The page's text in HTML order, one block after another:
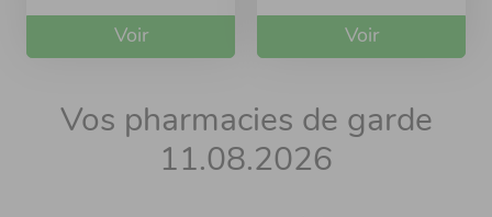
Voir Voir
Vos pharmacies de garde
11.08.2026